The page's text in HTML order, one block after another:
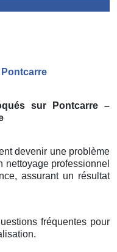
sur Pontcarre –
devenir une problème
nettoyage professionnel
assurant un résultat
fréquentes pour